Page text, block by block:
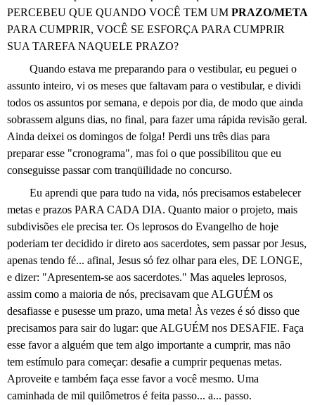
PERCEBEU QUE QUANDO VOCÊ TEM UM PRAZO/META
PARA CUMPRIR, VOCÊ SE ESFORÇA PARA CUMPRIR
SUA TAREFA NAQUELE PRAZO?
Quando estava me preparando para o vestibular, eu peguei o
assunto inteiro, vi os meses que faltavam para o vestibular, e dividi
todos os assuntos por semana, e depois por dia, de modo que ainda
sobrassem alguns dias, no final, para fazer uma rápida revisão geral.
Ainda deixei os domingos de folga! Perdi uns três dias para
preparar esse "cronograma", mas foi o que possibilitou que eu
conseguisse passar com tranqüilidade no concurso.
Eu aprendi que para tudo na vida, nós precisamos estabelecer
metas e prazos PARA CADA DIA. Quanto maior o projeto, mais
subdivisões ele precisa ter. Os leprosos do Evangelho de hoje
poderiam ter decidido ir direto aos sacerdotes, sem passar por Jesus,
apenas tendo fé... afinal, Jesus só fez olhar para eles, DE LONGE,
e dizer: "Apresentem-se aos sacerdotes." Mas aqueles leprosos,
assim como a maioria de nós, precisavam que ALGUÉM os
desafiasse e pusesse um prazo, uma meta! Às vezes é só disso que
precisamos para sair do lugar: que ALGUÉM nos DESAFIE. Faça
esse favor a alguém que tem algo importante a cumprir, mas não
tem estímulo para começar: desafie a cumprir pequenas metas.
Aproveite e também faça esse favor a você mesmo. Uma
caminhada de mil quilômetros é feita passo... a... passo.